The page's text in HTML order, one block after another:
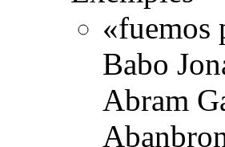
«fuemos
Babo
Abram